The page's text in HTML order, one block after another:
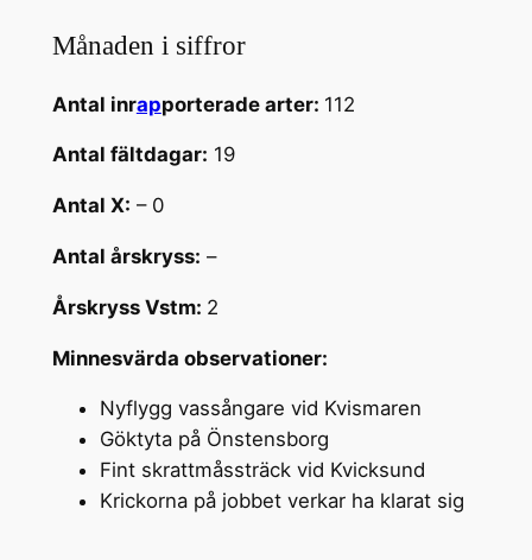
Månaden i siffror
Antal inrapporterade arter: 112
Antal fältdagar: 19
Antal X: – 0
Antal årskryss: –
Årskryss Vstm: 2
Minnesvärda observationer:
Nyflygg vassångare vid Kvismaren
Göktyta på Önstensborg
Fint skrattmåssträck vid Kvicksund
Krickorna på jobbet verkar ha klarat sig